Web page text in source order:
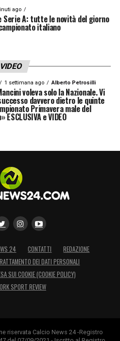
ago
Serie A: tutte le novità del giorno
italiano
VIDEO
1 settimana ago Alberto Petrosilli
voleva solo la Nazionale. Vi
davvero dietro le quinte
Primavera male del
e VIDEO
24 CONTATTI
REDAZIONE
DEI DATI PERSONALI
SUI COOKIE (COOKIE POLICY)
SPORT REVIEW
riservata Calcio News 24 -Registro